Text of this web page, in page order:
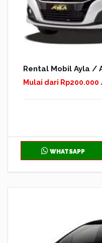
Rental Mobil Ayla /
Mulai dari Rp200.000
WHATSAPP